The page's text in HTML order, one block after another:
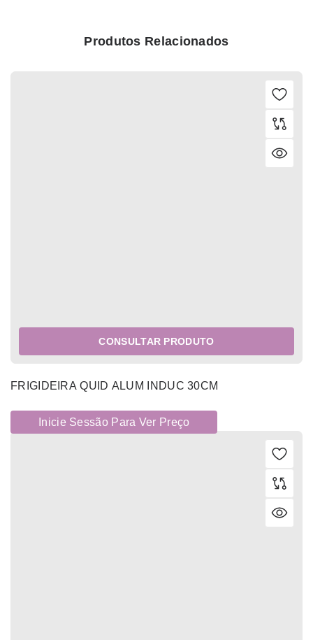
Produtos Relacionados
CONSULTAR PRODUTO
FRIGIDEIRA QUID ALUM INDUC 30CM
Inicie Sessão Para Ver Preço